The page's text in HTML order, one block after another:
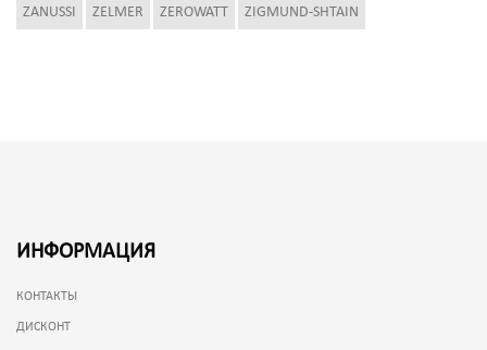
ZANUSSI ZELMER ZEROWATT ZIGMUND-SHTAIN
ИНФОРМАЦИЯ
КОНТАКТЫ
ДИСКОНТ